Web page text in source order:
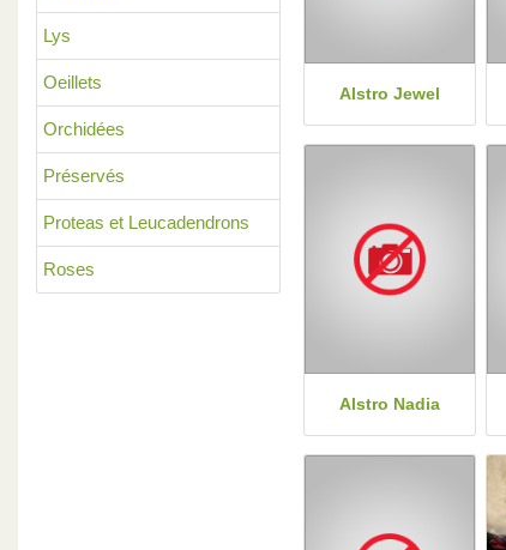
Lys
Oeillets
Orchidées
Préservés
Proteas et Leucadendrons
Roses
Alstro Jewel
Alstro Nadia